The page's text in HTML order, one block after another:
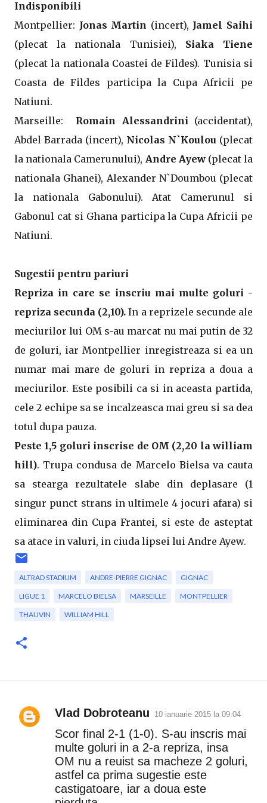
Indisponibili
Montpellier: Jonas Martin (incert), Jamel Saihi
(plecat la nationala Tunisiei), Siaka Tiene
(plecat la nationala Coastei de Fildes). Tunisia si
Coasta de Fildes participa la Cupa Africii pe
Natiuni.
Marseille: Romain Alessandrini (accidentat),
Abdel Barrada (incert), Nicolas N`Koulou (plecat
la nationala Camerunului), Andre Ayew (plecat la
nationala Ghanei), Alexander N`Doumbou (plecat
la nationala Gabonului). Atat Camerunul si
Gabonul cat si Ghana participa la Cupa Africii pe
Natiuni.
Sugestii pentru pariuri
Repriza in care se inscriu mai multe goluri -
repriza secunda (2,10).In a reprizele secunde ale
meciurilor lui OM s-au marcat nu mai putin de 32
de goluri, iar Montpellier inregistreaza si ea un
numar mai mare de goluri in repriza a doua a
meciurilor. Este posibili ca si in aceasta partida,
cele 2 echipe sa se incalzeasca mai greu si sa dea
totul dupa pauza.
Peste 1,5 goluri inscrise de OM (2,20 la william
hill). Trupa condusa de Marcelo Bielsa va cauta
sa stearga rezultatele slabe din deplasare (1
singur punct strans in ultimele 4 jocuri afara) si
eliminarea din Cupa Frantei, si este de asteptat
sa atace in valuri, in ciuda lipsei lui Andre Ayew.
ALTRAD STADIUM ANDRE-PIERRE GIGNAC GIGNAC
LIGUE 1 MARCELO BIELSA MARSEILLE MONTPELLIER
THAUVIN WILLIAM HILL
C
Vlad Dobroteanu 10 ianuarie 2015 la 09:04
Scor final 2-1 (1-0). S-au inscris mai
multe goluri in a 2-a repriza, insa
OM nu a reuist sa macheze 2 goluri,
astfel ca prima sugestie este
castigatoare, iar a doua este